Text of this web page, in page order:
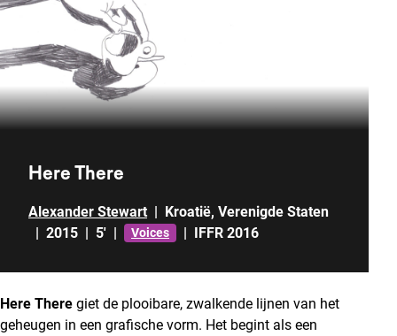
Here There
Alexander Stewart | Kroatië, Verenigde Staten
| 2015 | 5' | Voices | IFFR 2016
Here There giet de plooibare, zwalkende lijnen van het
geheugen in een grafische vorm. Het begint als een